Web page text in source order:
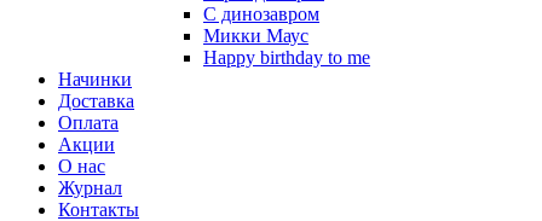
С динозавром
Микки Маус
Happy birthday to me
Начинки
Доставка
Оплата
Акции
О нас
Журнал
Контакты